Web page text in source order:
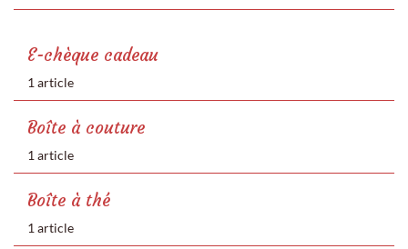
E-chèque cadeau
1 article
Boîte à couture
1 article
Boîte à thé
1 article